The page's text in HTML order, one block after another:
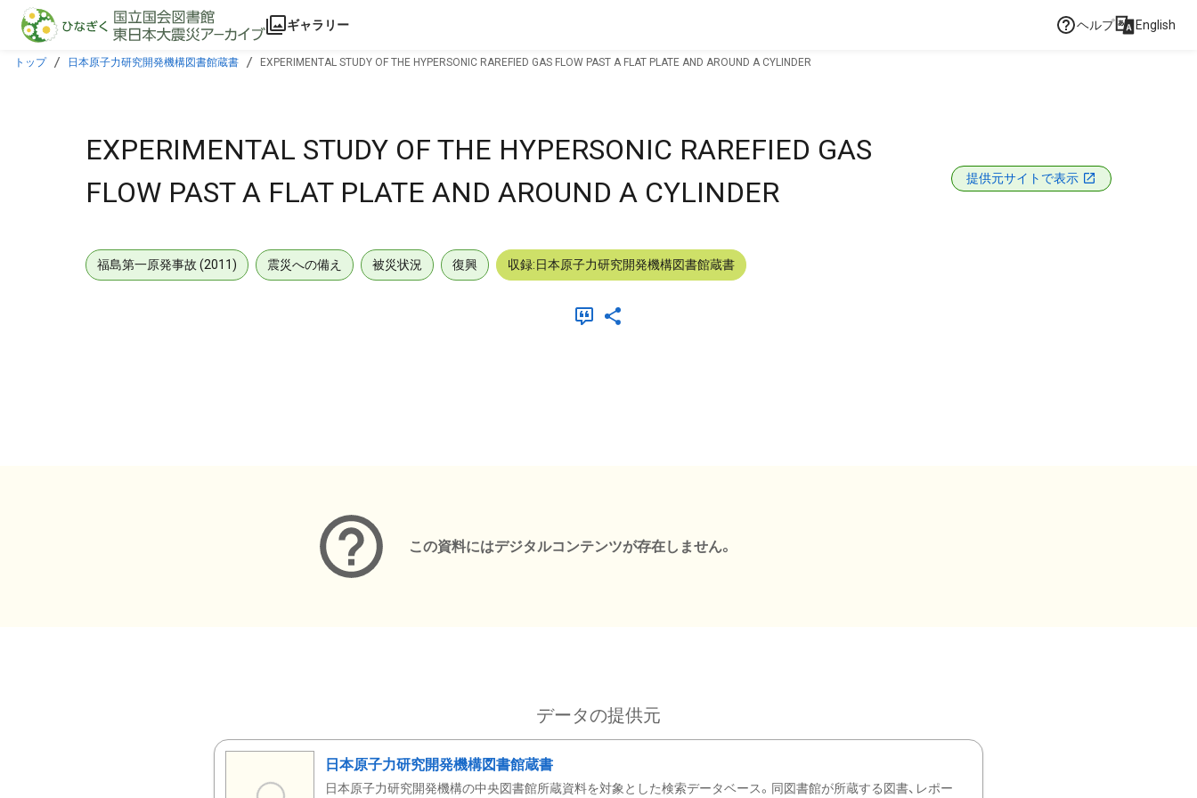
本文に飛ぶ
ギャラリー ヘルプ English
トップ 日本原子力研究開発機構図書館蔵書 EXPERIMENTAL STUDY OF THE HYPERSONIC RAREFIED GAS FLOW PAST A FLAT PLATE AND AROUND A CYLINDER
EXPERIMENTAL STUDY OF THE HYPERSONIC RAREFIED GAS
FLOW PAST A FLAT PLATE AND AROUND A CYLINDER
提供元サイトで表示
福島第一原発事故 (2011) 震災への備え 被災状況 復興 収録:日本原子力研究開発機構図書館蔵書
この資料にはデジタルコンテンツが存在しません。
データの提供元
日本原子力研究開発機構図書館蔵書
日本原子力研究開発機構の中央図書館所蔵資料を対象とした検索データベース。同図書館が所蔵する図書、レポー